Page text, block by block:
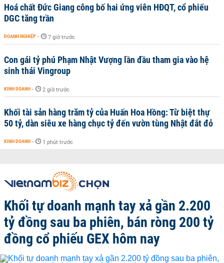
Hoá chất Đức Giang công bố hai ứng viên HĐQT, cổ phiếu
DGC tăng trần
DOANH NGHIỆP - 7 giờ trước
Con gái tỷ phú Phạm Nhật Vượng lần đầu tham gia vào hệ
sinh thái Vingroup
KINH DOANH - 2 giờ trước
Khối tài sản hàng trăm tỷ của Huấn Hoa Hồng: Từ biệt thự
50 tỷ, dàn siêu xe hàng chục tỷ đến vườn tùng Nhật đắt đỏ
KINH DOANH - 1 phút trước
Khối tự doanh mạnh tay xả gần 2.200
tỷ đồng sau ba phiên, bán ròng 200 tỷ
đồng cổ phiếu GEX hôm nay